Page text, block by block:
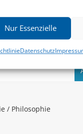
Nur Essenzielle
Datenschutz
und
wieder
/ Philosophie